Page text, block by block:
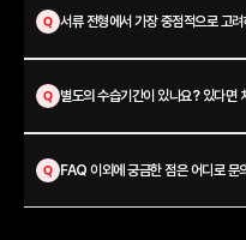
고객 또는 사업부와의 적극적인 소통과
UI/UX로 구현합니다.
#프론트엔드 #웹플랫폼개발
구성원들이 핵심 비즈니스에 몰입하며
인재를 영입하여 성장을 돕고, 필요한
관리합니다.
서류 전형에서 가장 중점적으로 고
별도의 수습기간이 있나요? 있다면
FAQ 이외에 궁금한 점은 어디로 문